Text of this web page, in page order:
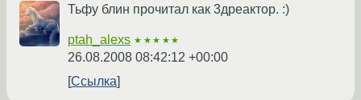
Тьфу блин прочитал как 3дреактор. :)
ptah_alexs ★★★★★
26.08.2008 08:42:12 +00:00
Ссылка